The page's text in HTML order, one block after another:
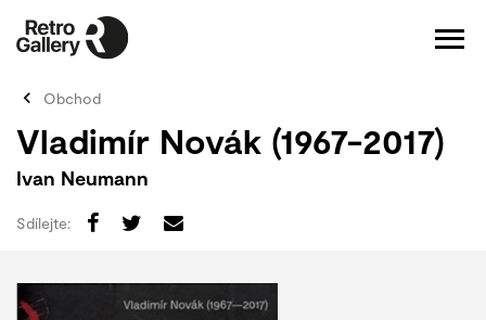
Obchod
Vladimír Novák (1967-2017)
Ivan Neumann
Sdílejte: